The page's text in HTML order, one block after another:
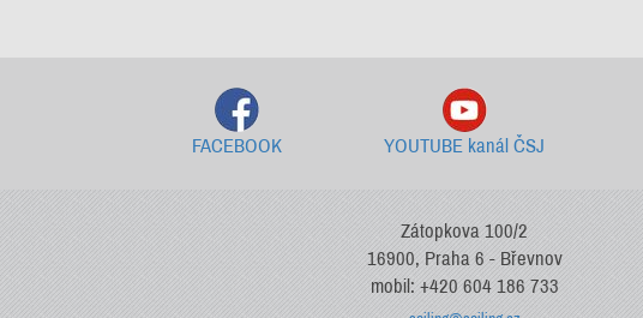
FACEBOOK YOUTUBE kanál ČSJ
Zátopkova 100/2
16900, Praha 6 - Břevnov
mobil: +420 604 186 733